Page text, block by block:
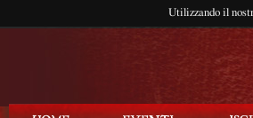
Utilizzando il